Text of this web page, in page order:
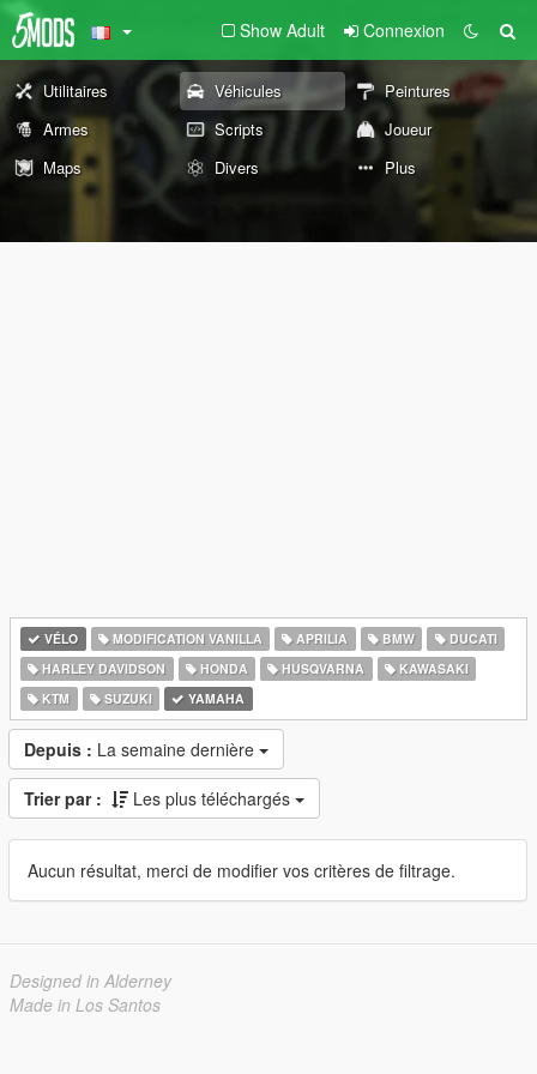
Show Adult Connexion
Utilitaires Véhicules
Peintures
Armes
Scripts
Joueur
Maps
Divers Plus
VÉLO MODIFICATION VANILLA APRILIA BMW
DUCATI
HARLEY DAVIDSON
HONDA HUSQVARNA
KAWASAKI
KTM
SUZUKI YAMAHA
Depuis : La semaine dernière
Trier par : Les plus téléchargés
Aucun résultat, merci de modifier vos critères de filtrage.
Designed in Alderney
Made in Los Santos